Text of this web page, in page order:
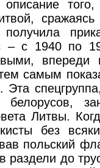
того,
– с 1940 по
впереди
самым
белорусов,
Литвы.
без
польский
раздели до